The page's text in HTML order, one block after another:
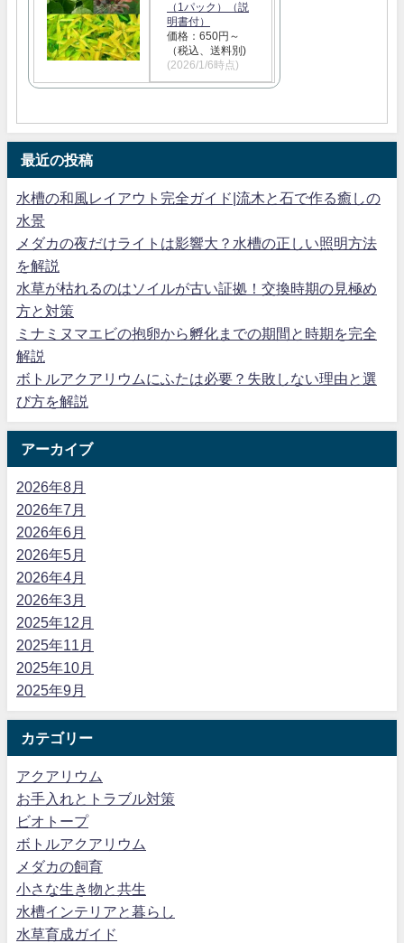
（1パック）（説
明書付）
価格：650円～
（税込、送料別)
(2026/1/6時点)
最近の投稿
水槽の和風レイアウト完全ガイド|流木と石で作る癒しの
水景
メダカの夜だけライトは影響大？水槽の正しい照明方法
を解説
水草が枯れるのはソイルが古い証拠！交換時期の見極め
方と対策
ミナミヌマエビの抱卵から孵化までの期間と時期を完全
解説
ボトルアクアリウムにふたは必要？失敗しない理由と選
び方を解説
アーカイブ
2026年8月
2026年7月
2026年6月
2026年5月
2026年4月
2026年3月
2025年12月
2025年11月
2025年10月
2025年9月
カテゴリー
アクアリウム
お手入れとトラブル対策
ビオトープ
ボトルアクアリウム
メダカの飼育
小さな生き物と共生
水槽インテリアと暮らし
水草育成ガイド